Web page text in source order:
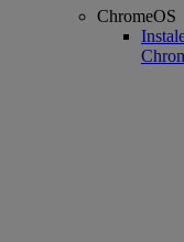
ChromeOS